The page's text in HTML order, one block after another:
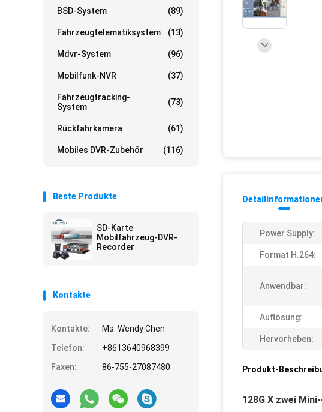
BSD-System (89)
Fahrzeugtelematiksystem (13)
Mdvr-System (96)
Mobilfunk-NVR (37)
Fahrzeugtracking-
System
(73)
Rückfahrkamera (61)
Mobiles DVR-Zubehör (116)
Beste Produkte
SD-Karte
Mobilfahrzeug-DVR-
Recorder
Kontakte
Kontakte:
Ms. Wendy Chen
Telefon:
+8613640968399
Faxen:
86-755-27087480
Power Supply:
Format H.264:
Anwendbar:
Auflösung:
Hervorheben:
Produkt-
128G X zwei